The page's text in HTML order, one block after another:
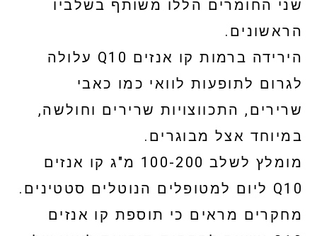
שני החומרים הללו משותף בשלביו
הראשונים.
הירידה ברמות קו אנזים Q10 עלולה
לגרום לתופעות לוואי כמו כאבי
שרירים, התכווצויות שרירים וחולשה,
במיוחד אצל מבוגרים.
מומלץ לשלב 100-200 מ"ג קו אנזים
Q10 ליום למטופלים הנוטלים סטטינים.
מחקרים מראים כי תוספת קו אנזים